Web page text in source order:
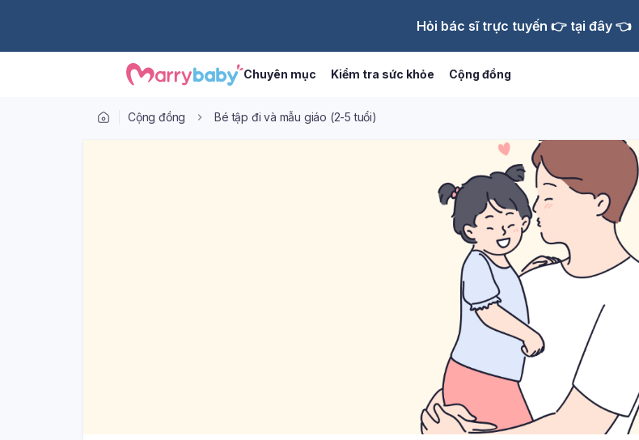
Hỏi bác sĩ trực tuyến 👉 tại đây 👈
Chuyên mục Kiểm tra sức khỏe Cộng đồng
Cộng đồng Bé tập đi và mẫu giáo (2-5 tuổi)